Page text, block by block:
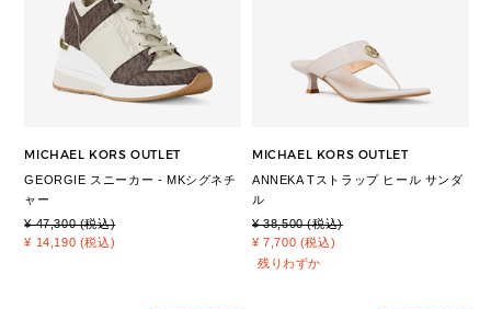
MICHAEL KORS OUTLET
GEORGIE スニーカー - MKシグネチ
ャー
¥ 47,300 (税込)
¥ 14,190 (税込)
MICHAEL KORS OUTLET
ANNEKA Tストラップ ヒール サンダ
ル
¥ 38,500 (税込)
¥ 7,700 (税込)
残りわずか